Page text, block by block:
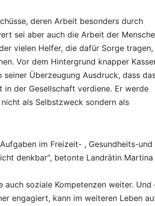
deren Arbeit besonders durch
sei aber auch die Arbeit der
vielen Helfer, die dafür Sorge tragen,
Vor dem Hintergrund knapper
Überzeugung Ausdruck, dass
der Gesellschaft verdiene. Er werde
als Selbstzweck sondern als
im Freizeit- , Gesundheits-und
denkbar“, betonte Landrätin Martina
soziale Kompetenzen weiter. Und
engagiert, kann im weiteren Leben